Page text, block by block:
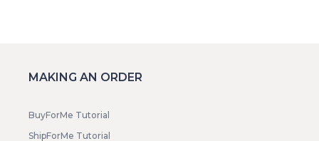
MAKING AN ORDER
BuyForMe Tutorial
ShipForMe Tutorial